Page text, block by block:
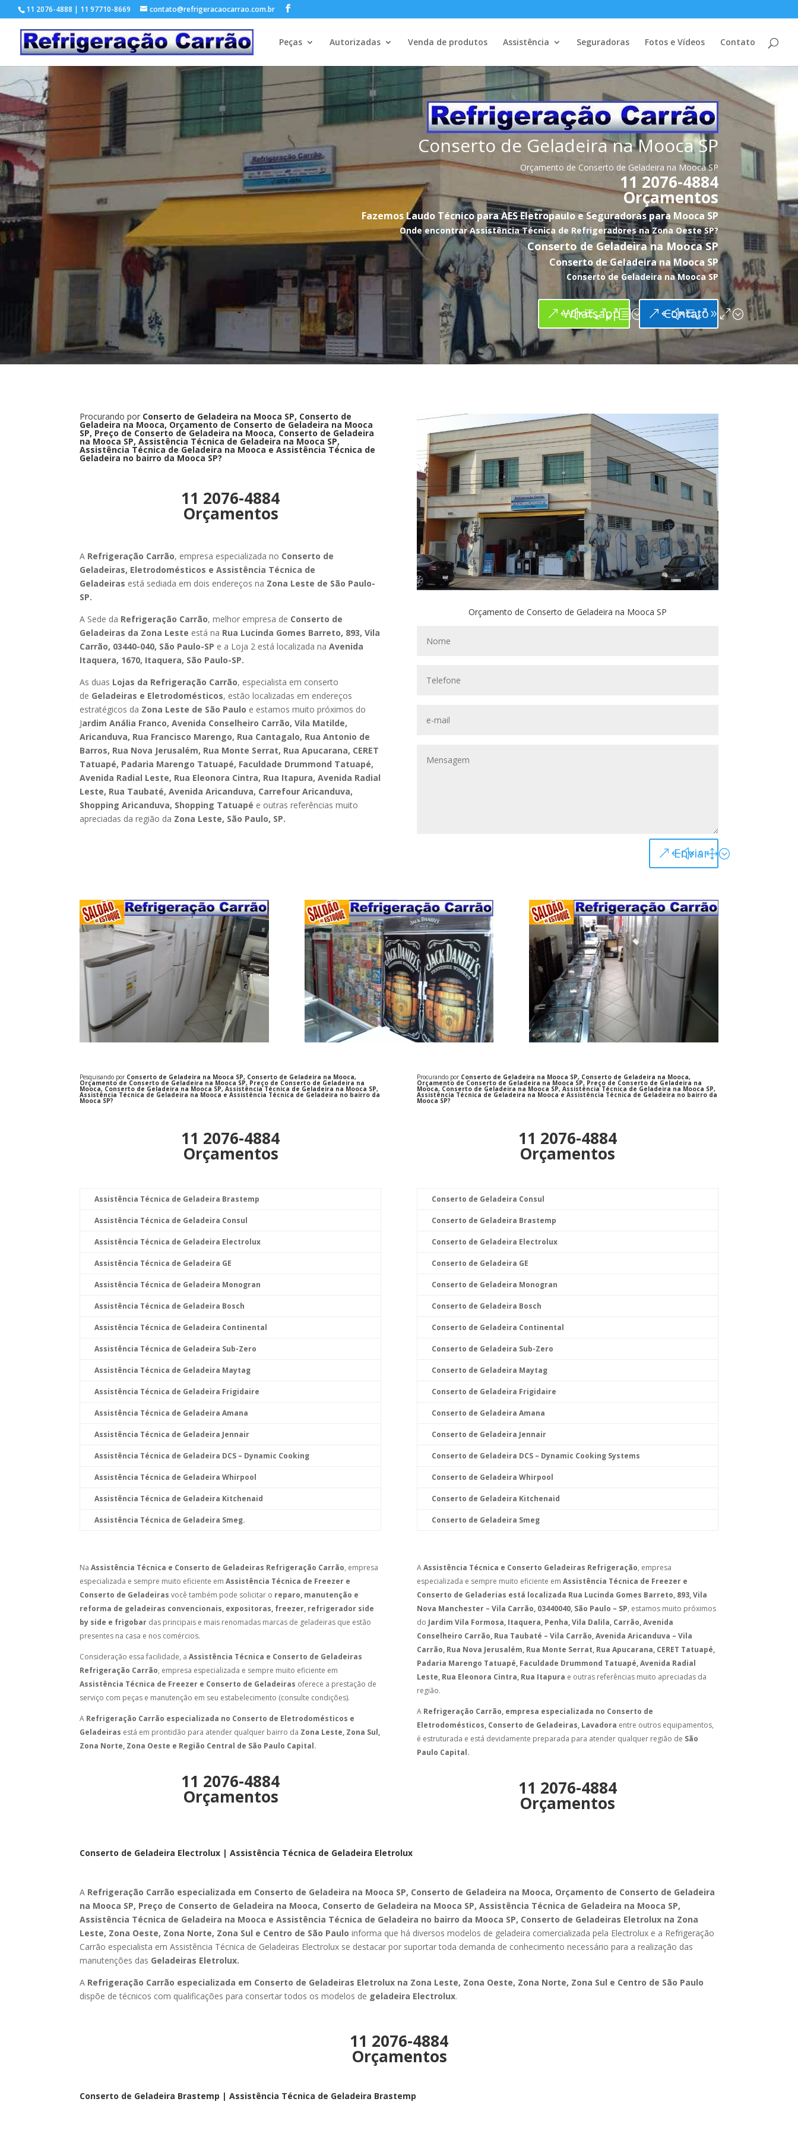
11 2076-4888 | 11 97710-8669 contato@refrigeracaocarrao.com.br
Peças Autorizadas Venda de produtos Assistência Seguradoras Fotos e Vídeos Contato
Conserto de Geladeira na Mooca SP
Orçamento de Conserto de Geladeira na Mooca SP
11 2076-4884
Orçamentos
Fazemos Laudo Técnico para AES Eletropaulo e Seguradoras para Mooca SP
Onde encontrar Assistência Técnica de Refrigeradores na Zona Oeste SP?
Conserto de Geladeira na Mooca SP
Conserto de Geladeira na Mooca SP
Conserto de Geladeira na Mooca SP
Whatsapp Contato
Procurando por Conserto de Geladeira na Mooca SP, Conserto de
Geladeira na Mooca, Orçamento de Conserto de Geladeira na Mooca
SP, Preço de Conserto de Geladeira na Mooca, Conserto de Geladeira
na Mooca SP, Assistência Técnica de Geladeira na Mooca SP,
Assistência Técnica de Geladeira na Mooca e Assistência Técnica de
Geladeira no bairro da Mooca SP?
11 2076-4884
Orçamentos
A Refrigeração Carrão, empresa especializada no Conserto de
Geladeiras, Eletrodomésticos e Assistência Técnica de
Geladeiras está sediada em dois endereços na Zona Leste de São Paulo-
SP.
A Sede da Refrigeração Carrão, melhor empresa de Conserto de
Geladeiras da Zona Leste está na Rua Lucinda Gomes Barreto, 893, Vila
Carrão, 03440-040, São Paulo-SP e a Loja 2 está localizada naAvenida
Itaquera, 1670, Itaquera, São Paulo-SP.
As duas Lojas da Refrigeração Carrão, especialista em conserto
de Geladeiras e Eletrodomésticos, estão localizadas em endereços
estratégicos da Zona Leste de São Paulo e estamos muito próximos do
Jardim Anália Franco, Avenida Conselheiro Carrão, Vila Matilde,
Aricanduva, Rua Francisco Marengo, Rua Cantagalo, Rua Antonio de
Barros, Rua Nova Jerusalém, Rua Monte Serrat, Rua Apucarana, CERET
Tatuapé, Padaria Marengo Tatuapé, Faculdade Drummond Tatuapé,
Avenida Radial Leste, Rua Eleonora Cintra, Rua Itapura, Avenida Radial
Leste, Rua Taubaté, Avenida Aricanduva, Carrefour Aricanduva,
Shopping Aricanduva, Shopping Tatuapé e outras referências muito
apreciadas da região da Zona Leste, São Paulo, SP.
Orçamento de Conserto de Geladeira na Mooca SP
Enviar
Pesquisando por Conserto de Geladeira na Mooca SP, Conserto de Geladeira na Mooca,
Orçamento de Conserto de Geladeira na Mooca SP, Preço de Conserto de Geladeira na
Mooca, Conserto de Geladeira na Mooca SP, Assistência Técnica de Geladeira na Mooca SP,
Assistência Técnica de Geladeira na Mooca e Assistência Técnica de Geladeira no bairro da
Mooca SP?
11 2076-4884
Orçamentos
Assistência Técnica de Geladeira Brastemp
Assistência Técnica de Geladeira Consul
Assistência Técnica de Geladeira Electrolux
Assistência Técnica de Geladeira GE
Assistência Técnica de Geladeira Monogran
Assistência Técnica de Geladeira Bosch
Assistência Técnica de Geladeira Continental
Assistência Técnica de Geladeira Sub-Zero
Assistência Técnica de Geladeira Maytag
Assistência Técnica de Geladeira Frigidaire
Assistência Técnica de Geladeira Amana
Assistência Técnica de Geladeira Jennair
Assistência Técnica de Geladeira DCS – Dynamic Cooking
Assistência Técnica de Geladeira Whirpool
Assistência Técnica de Geladeira Kitchenaid
Assistência Técnica de Geladeira Smeg.
NaAssistência Técnica e Conserto de Geladeiras Refrigeração Carrão, empresa
especializada e sempre muito eficiente emAssistência Técnica de Freezer e
Conserto de Geladeiras você também pode solicitar o reparo, manutenção e
reforma de geladeiras convencionais, expositoras, freezer, refrigerador side
by side e frigobar das principais e mais renomadas marcas de geladeiras que estão
presentes na casa e nos comércios.
Consideração essa facilidade, a Assistência Técnica e Conserto de Geladeiras
Refrigeração Carrão, empresa especializada e sempre muito eficiente em
Assistência Técnica de Freezer e Conserto de Geladeiras oferece a prestação de
serviço com peças e manutenção em seu estabelecimento (consulte condições).
A Refrigeração Carrão especializada no Conserto de Eletrodomésticos e
Geladeiras está em prontidão para atender qualquer bairro da Zona Leste, Zona Sul,
Zona Norte, Zona Oeste e Região Central de São Paulo Capital.
11 2076-4884
Orçamentos
Procurando por Conserto de Geladeira na Mooca SP, Conserto de Geladeira na Mooca,
Orçamento de Conserto de Geladeira na Mooca SP, Preço de Conserto de Geladeira na
Mooca, Conserto de Geladeira na Mooca SP, Assistência Técnica de Geladeira na Mooca SP,
Assistência Técnica de Geladeira na Mooca e Assistência Técnica de Geladeira no bairro da
Mooca SP?
11 2076-4884
Orçamentos
Conserto de Geladeira Consul
Conserto de Geladeira Brastemp
Conserto de Geladeira Electrolux
Conserto de Geladeira GE
Conserto de Geladeira Monogran
Conserto de Geladeira Bosch
Conserto de Geladeira Continental
Conserto de Geladeira Sub-Zero
Conserto de Geladeira Maytag
Conserto de Geladeira Frigidaire
Conserto de Geladeira Amana
Conserto de Geladeira Jennair
Conserto de Geladeira DCS – Dynamic Cooking Systems
Conserto de Geladeira Whirpool
Conserto de Geladeira Kitchenaid
Conserto de Geladeira Smeg
AAssistência Técnica e Conserto Geladeiras Refrigeração, empresa
especializada e sempre muito eficiente em Assistência Técnica de Freezer e
Conserto de Geladerias está localizada Rua Lucinda Gomes Barreto, 893, Vila
Nova Manchester – Vila Carrão, 03440040, São Paulo – SP, estamos muito próximos
do Jardim Vila Formosa, Itaquera, Penha, Vila Dalila, Carrão, Avenida
Conselheiro Carrão, Rua Taubaté – Vila Carrão, Avenida Aricanduva – Vila
Carrão, Rua Nova Jerusalém, Rua Monte Serrat, Rua Apucarana, CERET Tatuapé,
Padaria Marengo Tatuapé, Faculdade Drummond Tatuapé, Avenida Radial
Leste, Rua Eleonora Cintra, Rua Itapura e outras referências muito apreciadas da
região.
A Refrigeração Carrão, empresa especializada no Conserto de
Eletrodomésticos, Conserto de Geladeiras, Lavadora entre outros equipamentos,
é estruturada e está devidamente preparada para atender qualquer região de São
Paulo Capital.
11 2076-4884
Orçamentos
Conserto de Geladeira Electrolux | Assistência Técnica de Geladeira Eletrolux
A Refrigeração Carrão especializada em Conserto de Geladeira na Mooca SP, Conserto de Geladeira na Mooca, Orçamento de Conserto de Geladeira
na Mooca SP, Preço de Conserto de Geladeira na Mooca, Conserto de Geladeira na Mooca SP, Assistência Técnica de Geladeira na Mooca SP,
Assistência Técnica de Geladeira na Mooca e Assistência Técnica de Geladeira no bairro da Mooca SP, Conserto de Geladeiras Eletrolux na Zona
Leste, Zona Oeste, Zona Norte, Zona Sul e Centro de São Paulo informa que há diversos modelos de geladeira comercializada pela Electrolux e a Refrigeração
Carrão especialista em Assistência Técnica de Geladeiras Electrolux se destacar por suportar toda demanda de conhecimento necessário para a realização das
manutenções das Geladeiras Eletrolux.
A Refrigeração Carrão especializada em Conserto de Geladeiras Eletrolux na Zona Leste, Zona Oeste, Zona Norte, Zona Sul e Centro de São Paulo
dispõe de técnicos com qualificações para consertar todos os modelos de geladeira Electrolux.
11 2076-4884
Orçamentos
Conserto de Geladeira Brastemp | Assistência Técnica de Geladeira Brastemp